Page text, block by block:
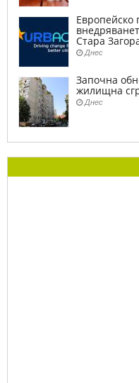
Европейско
Стара
Днес
Започна
жилищна
Днес